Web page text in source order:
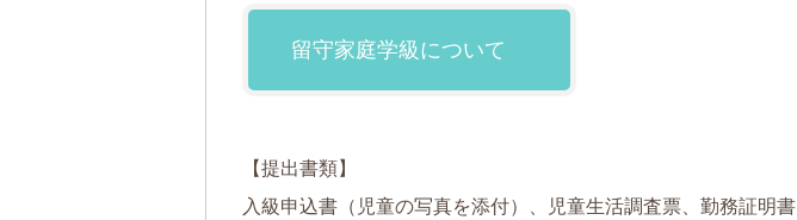
留守家庭学級について
【提出書類】
入級申込書（児童の写真を添付）、児童生活調査票、勤務証明書